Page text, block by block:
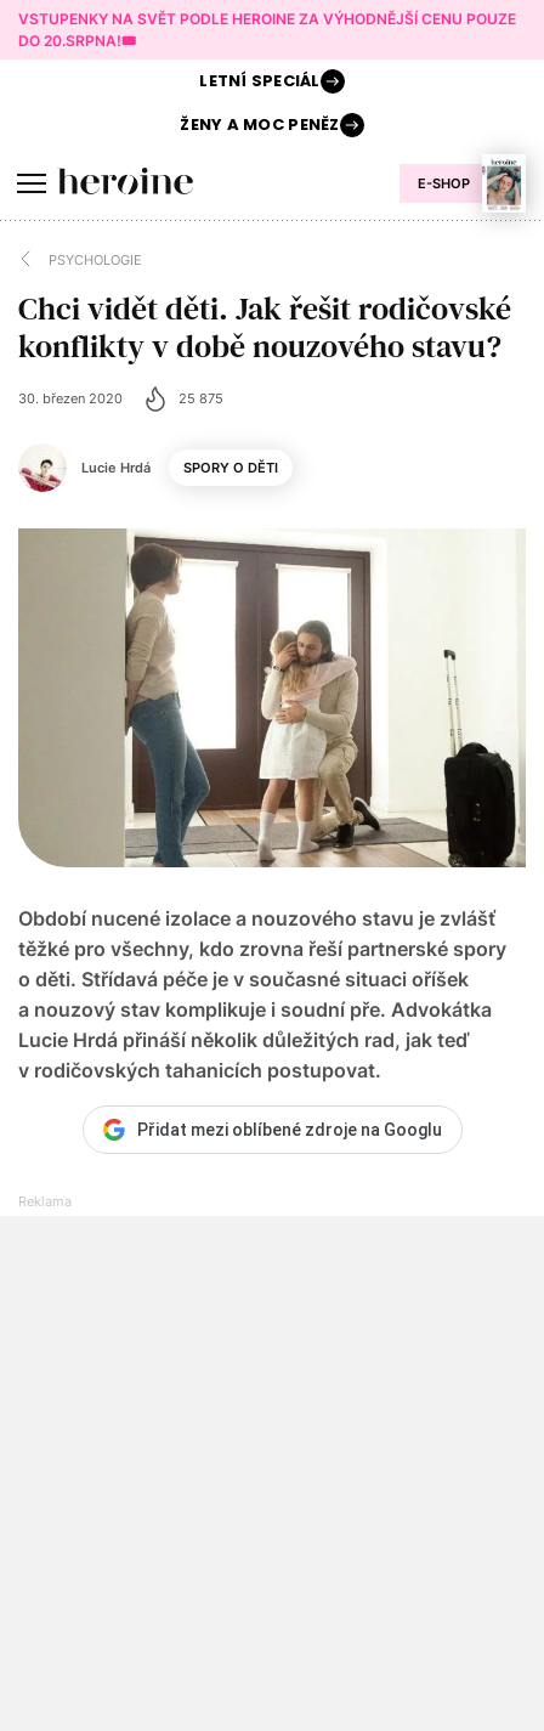
VSTUPENKY NA SVĚT PODLE HEROINE ZA VÝHODNĚJŠÍ CENU POUZE
DO 20.SRPNA!🎟️
E-SHOP
LETNÍ SPECIÁL
ŽENY AMOC PENĚZ
PSYCHOLOGIE
Chci vidět děti. Jak řešit rodičovské
konflikty v době nouzového stavu?
Lucie Hrdá
30. březen 2020 25 875
SPORY O DĚTI
Období nucené izolace a nouzového stavu je zvlášť
těžké pro všechny, kdo zrovna řeší partnerské spory
o děti. Střídavá péče je v současné situaci oříšek
a nouzový stav komplikuje i soudní pře. Advokátka
Lucie Hrdá přináší několik důležitých rad, jak teď
v rodičovských tahanicích postupovat.
Přidat mezi oblíbené zdroje na Googlu